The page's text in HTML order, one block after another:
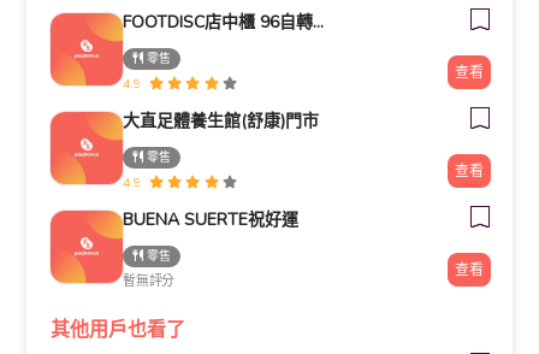
FOOTDISC店中櫃 96自轉車(大稻埕店)
零售
4.9
查看
大直足體養生館(舒康)門市
零售
4.9
查看
BUENA SUERTE祝好運
零售
暫無評分
查看
其他用戶也看了